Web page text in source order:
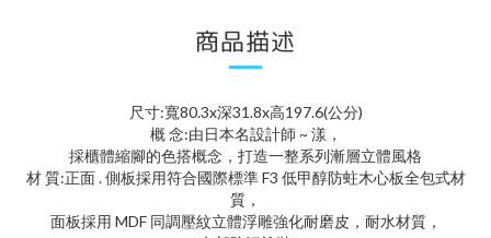
商品描述
尺寸:寬80.3x深31.8x高197.6(公分)
概 念:由日本名設計師 ~ 漾，
採櫃體縮腳的色搭概念，打造一整系列漸層立體風格
材 質:正面 . 側板採用符合國際標準 F3 低甲醇防蛀木心板全包式材
質，
面板採用 MDF 同調壓紋立體浮雕強化耐磨皮，耐水材質，